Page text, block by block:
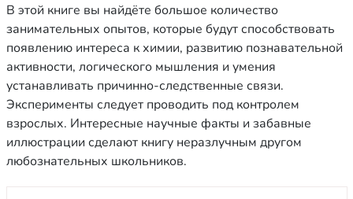
В этой книге вы найдёте большое количество
занимательных опытов, которые будут способствовать
появлению интереса к химии, развитию познавательной
активности, логического мышления и умения
устанавливать причинно-следственные связи.
Эксперименты следует проводить под контролем
взрослых. Интересные научные факты и забавные
иллюстрации сделают книгу неразлучным другом
любознательных школьников.